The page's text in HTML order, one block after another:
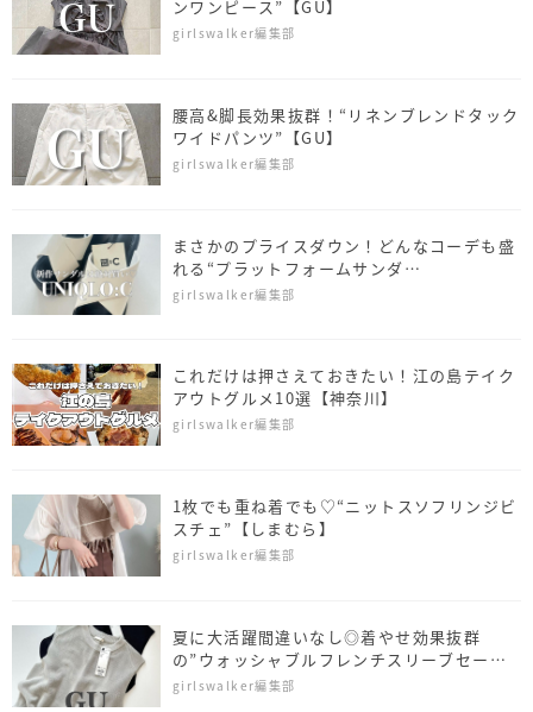
ンワンピース”【GU】
girlswalker編集部
腰高&脚長効果抜群！“リネンブレンドタック
ワイドパンツ”【GU】
girlswalker編集部
まさかのプライスダウン！どんなコーデも盛
れる“プラットフォームサンダ
ル”【UNIQLO：C】
girlswalker編集部
これだけは押さえておきたい！江の島テイク
アウトグルメ10選【神奈川】
girlswalker編集部
1枚でも重ね着でも♡“ニットスソフリンジビ
スチェ”【しまむら】
girlswalker編集部
夏に大活躍間違いなし◎着やせ効果抜群
の”ウォッシャブルフレンチスリーブセータ
ー”【GU】
girlswalker編集部